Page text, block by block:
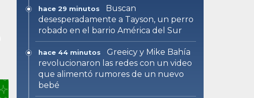
hace 29 minutos
Buscan
desesperadamente a Tayson, un perro
robado en el barrio América del Sur
hace 44 minutos
Greeicy y Mike Bahía
revolucionaron las redes con un video
que alimentó rumores de un nuevo
bebé